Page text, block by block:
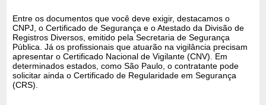
Entre os documentos que você deve exigir, destacamos o
CNPJ, o Certificado de Segurança e o Atestado da Divisão de
Registros Diversos, emitido pela Secretaria de Segurança
Pública. Já os profissionais que atuarão na vigilância precisam
apresentar o Certificado Nacional de Vigilante (CNV). Em
determinados estados, como São Paulo, o contratante pode
solicitar ainda o Certificado de Regularidade em Segurança
(CRS).